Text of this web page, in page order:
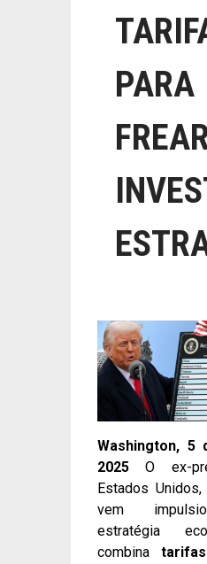
PARA
Washington, 5
2025 O ex-
Estados Unidos,
vem
estratégia
combina